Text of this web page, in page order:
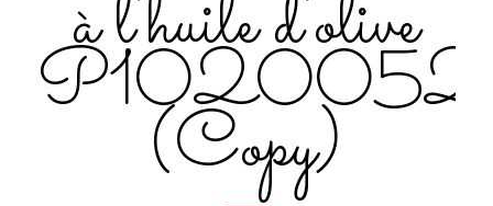
à l’huile d’olive
P1020052
(Copy)